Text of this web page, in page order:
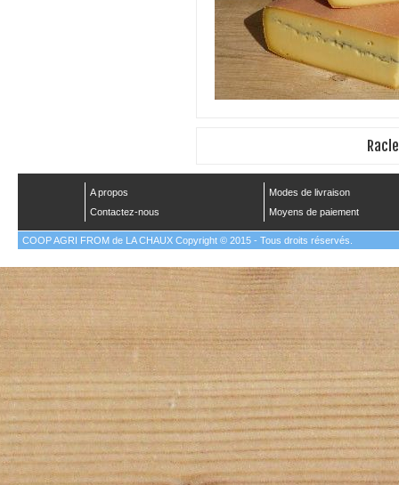
A propos
Modes de livraison
Contactez-nous
Moyens de paiement
COOP AGRI FROM de LA CHAUX Copyright © 2015 - Tous droits réservés.